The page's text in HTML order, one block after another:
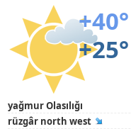
+40°
+25°
yağmur Olasılığı
rüzgâr north west